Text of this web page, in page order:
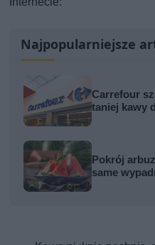
Najpopularniejsze
Carrefour
taniej kawy
Pokrój
same